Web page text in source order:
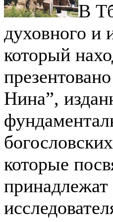
В
духовного и
который
Нина”,
которые